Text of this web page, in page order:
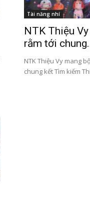
Tài năng nhí
NTK Thiệu
rằm tới
NTK Thiệu Vy mang
chung kết Tìm kiếm